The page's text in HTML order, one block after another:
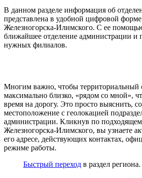
В данном разделе информация об
представлена в удобной цифровой форме
Железногорска-Илимского. С ее
ближайшее отделение администрации и
нужных филиалов.
Многим важно, чтобы территориальный
максимально близко, «рядом со мной»,
время на дорогу. Это просто выяснить,
местоположение с геолокацией
администрации. Кликнув по
Железногорска-Илимского, вы узнаете
его адресе, действующих контактах,
режиме работы.
Быстрый переход в раздел региона.